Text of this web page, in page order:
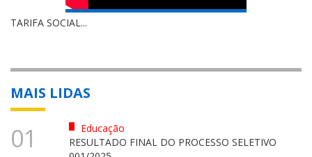
TARIFA SOCIAL...
MAIS LIDAS
01
Educação
RESULTADO FINAL DO PROCESSO SELETIVO